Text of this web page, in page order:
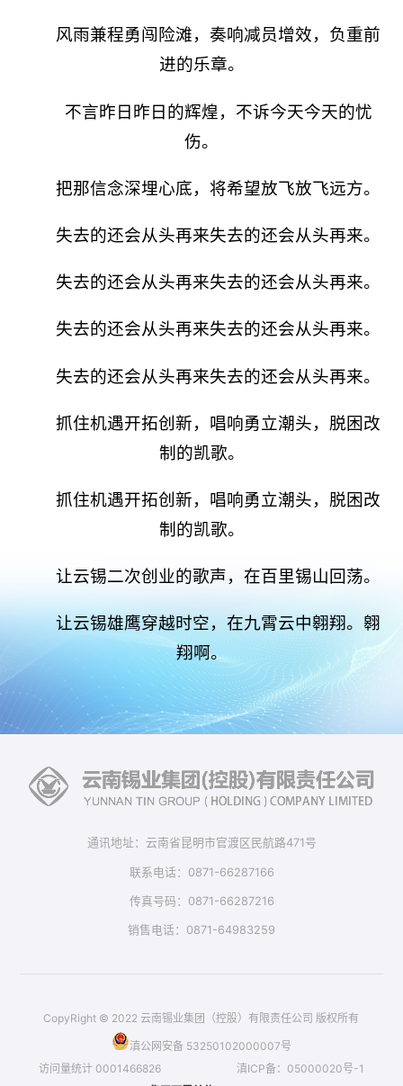
风雨兼程勇闯险滩，奏响减员增效，负重前
进的乐章。
不言昨日昨日的辉煌，不诉今天今天的忧
伤。
把那信念深埋心底，将希望放飞放飞远方。
失去的还会从头再来失去的还会从头再来。
失去的还会从头再来失去的还会从头再来。
失去的还会从头再来失去的还会从头再来。
失去的还会从头再来失去的还会从头再来。
抓住机遇开拓创新，唱响勇立潮头，脱困改
制的凯歌。
抓住机遇开拓创新，唱响勇立潮头，脱困改
制的凯歌。
让云锡二次创业的歌声，在百里锡山回荡。
让云锡雄鹰穿越时空，在九霄云中翱翔。翱
翔啊。
通讯地址：云南省昆明市官渡区民航路471号
联系电话：0871-66287166
传真号码：0871-66287216
销售电话：0871-64983259
CopyRight © 2022 云南锡业集团（控股）有限责任公司 版权所有
滇公网安备 53250102000007号
访问量统计 0001466826
滇ICP备：05000020号-1